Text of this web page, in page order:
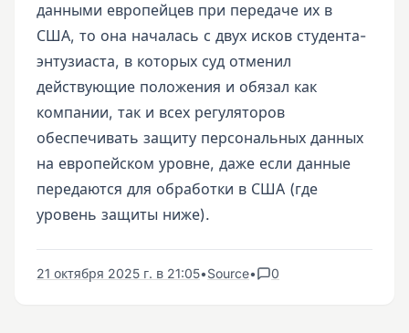
данными европейцев при передаче их в
США, то она началась с двух исков студента-
энтузиаста, в которых суд отменил
действующие положения и обязал как
компании, так и всех регуляторов
обеспечивать защиту персональных данных
на европейском уровне, даже если данные
передаются для обработки в США (где
уровень защиты ниже).
21 октября 2025 г. в 21:05•Source• 0